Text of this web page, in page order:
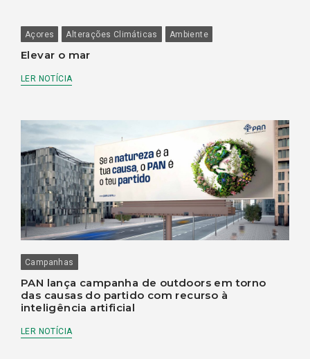
Açores Alterações Climáticas Ambiente
Elevar o mar
LER NOTÍCIA
Campanhas
PAN lança campanha de outdoors em torno
das causas do partido com recurso à
inteligência artificial
LER NOTÍCIA